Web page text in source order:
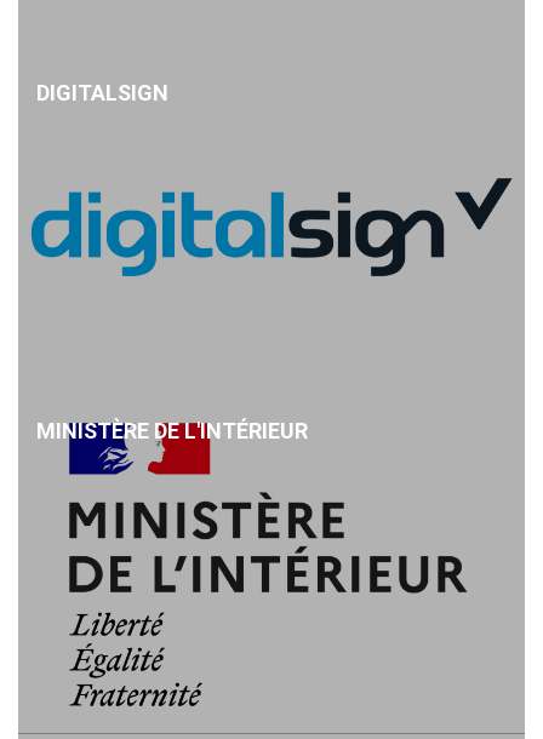
DIGITALSIGN
MINISTÈRE DE L'INTÉRIEUR